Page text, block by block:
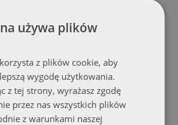
używa plików
z plików cookie, aby
wygodę użytkowania.
z tej strony, wyrażasz zgodę
przez nas wszystkich plików
z warunkami naszej